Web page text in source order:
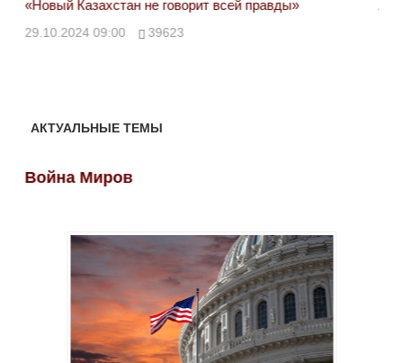
«Новый Казахстан не говорит всей правды»
29.10.2024 09:00 39623
АКТУАЛЬНЫЕ ТЕМЫ
Война Миров